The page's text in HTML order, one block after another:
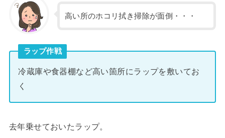
高い所のホコリ拭き掃除が面倒・・・
ラップ作戦
冷蔵庫や食器棚など高い箇所にラップを敷いてお
く
去年乗せておいたラップ。